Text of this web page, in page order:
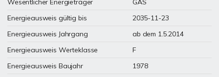
Wesentlicher Energieträger
GAS
Energieausweis gültig bis
2035-11-23
Energieausweis Jahrgang
ab dem 1.5.2014
Energieausweis Werteklasse
F
Energieausweis Baujahr
1978